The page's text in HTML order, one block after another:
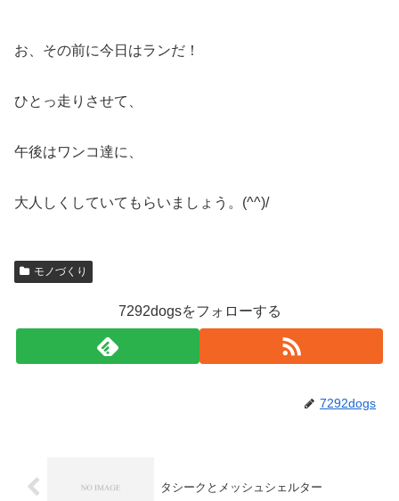
お、その前に今日はランだ！
ひとっ走りさせて、
午後はワンコ達に、
大人しくしていてもらいましょう。(^^)/
モノづくり
7292dogsをフォローする
7292dogs
タシークとメッシュシェルター